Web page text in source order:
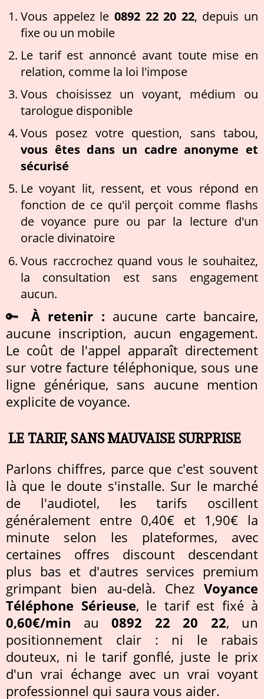
Vous appelez le 0892 22 20 22, depuis un
fixe ou un mobile
Le tarif est annoncé avant toute mise en
relation, comme la loi l'impose
Vous choisissez un voyant, médium ou
tarologue disponible
Vous posez votre question, sans tabou,
vous êtes dans un cadre anonyme et
sécurisé
Le voyant lit, ressent, et vous répond en
fonction de ce qu'il perçoit comme flashs
de voyance pure ou par la lecture d'un
oracle divinatoire
Vous raccrochez quand vous le souhaitez,
la consultation est sans engagement
aucun.
🔑 À retenir : aucune carte bancaire,
aucune inscription, aucun engagement.
Le coût de l'appel apparaît directement
sur votre facture téléphonique, sous une
ligne générique, sans aucune mention
explicite de voyance.
LE TARIF, SANS MAUVAISE SURPRISE
Parlons chiffres, parce que c'est souvent
là que le doute s'installe. Sur le marché
de l'audiotel, les tarifs oscillent
généralement entre 0,40€ et 1,90€ la
minute selon les plateformes, avec
certaines offres discount descendant
plus bas et d'autres services premium
grimpant bien au-delà. Chez Voyance
Téléphone Sérieuse, le tarif est fixé à
0,60€/min au 0892 22 20 22, un
positionnement clair : ni le rabais
douteux, ni le tarif gonflé, juste le prix
d'un vrai échange avec un vrai voyant
professionnel qui saura vous aider.